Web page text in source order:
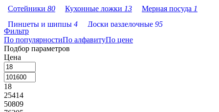
Сотейники 80 Кухонные ложки 13 Мерная посуда 1
Пинцеты и щипцы 4 Доски разделочные 95
Аксессуары кухонные213 Гастроемкости
Кастрюли
Кухонные лопатки
Кухонные щипцы
Сковороды
Фильтр
По популярностиПо алфавитуПо цене
Подбор параметров
Цена
18
25414
50809